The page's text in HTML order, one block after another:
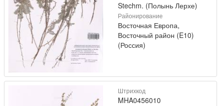
Stechm. (Полынь Лерхе)
Районирование
Восточная Европа,
Восточный район (E10)
(Россия)
Штрихкод
MHA0456010